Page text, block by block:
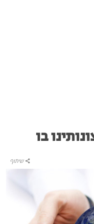
בו
שיתוף